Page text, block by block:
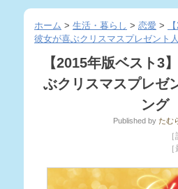
Skip
to
content
ホーム > 生活・暮らし > 恋愛 >
彼女が喜ぶクリスマスプレゼント
【2015年版ベスト3
ぶクリスマスプレゼ
ング
Published by たむ